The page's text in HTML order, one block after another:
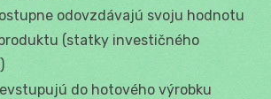
odovzdávajú svoju hodnotu
(statky investičného
do hotového výrobku